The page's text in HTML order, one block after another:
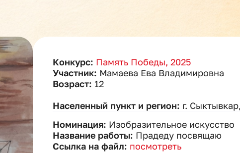
Конкурс: Память Победы, 2025
Участник: Мамаева Ева Владимировна
Возраст: 12
Населенный пункт и регион: г.
Номинация: Изобразительное искусство
Название работы: Прадеду посвящаю
Ссылка на файл: посмотреть